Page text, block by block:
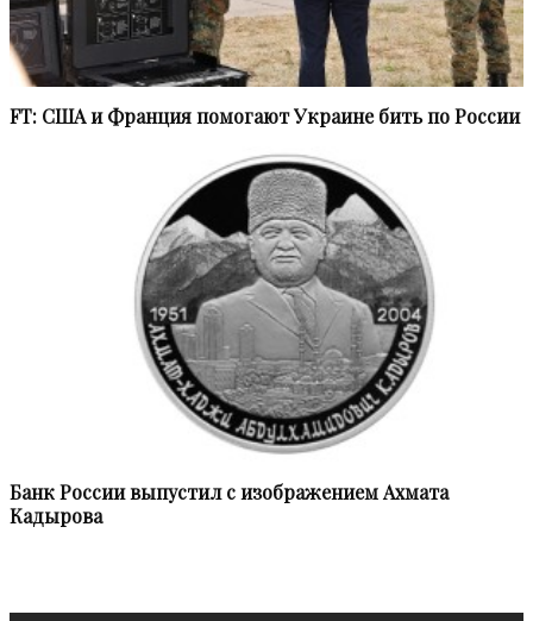
FT: США и Франция помогают Украине бить по России
Банк России выпустил c изображением Ахмата
Кадырова